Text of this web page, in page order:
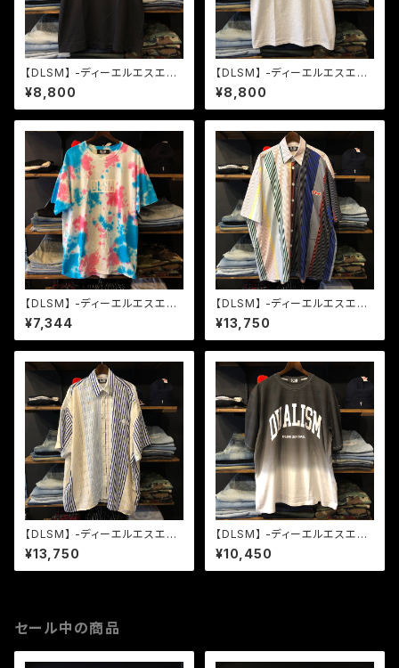
【DLSM】 -ディーエルエスエム-
DUALISM UV ARCH LOGO
TEE BLACK
¥8,800
【DLSM】 -ディーエルエスエム-
DUALISM UV ARCH LOGO
TEE ASH GRAY
¥8,800
【DLSM】 -ディーエルエスエム-
BOX LOGO TIE DYE TEE PI
NK
¥7,344
【DLSM】 -ディーエルエスエム-
NY LOGO MIX STRIPE S/S
SHIRT
¥13,750
【DLSM】 -ディーエルエスエム-
NY LOGO SEE THROUGH M
IX STRIPE S/S SHIRT
¥13,750
【DLSM】 -ディーエルエスエム-
DUALISM UV ARCH LOGO
GRADATION TEE BLACK
¥10,450
セール中の商品